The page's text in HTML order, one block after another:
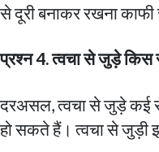
से दूरी बनाकर रखना
प्रश्न 4. त्वचा से जुड़े किस
दरअसल, त्वचा से जुड़े कई
हो सकते हैं। त्वचा से जुड़ी इन